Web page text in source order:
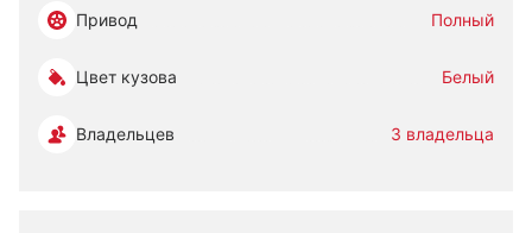
Привод Полный
Цвет кузова Белый
Владельцев 3 владельца